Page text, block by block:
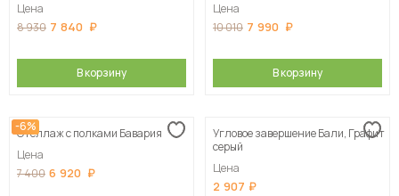
Цена
8 930 7 840
В корзину
Цена
10 010 7 990
В корзину
-6%
Стеллаж с полками Бавария
Цена
7 400 6 920
Угловое завершение Бали, Графит
серый
Цена
2 907